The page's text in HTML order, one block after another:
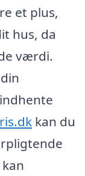
et plus,
hus, da
værdi.
kan du